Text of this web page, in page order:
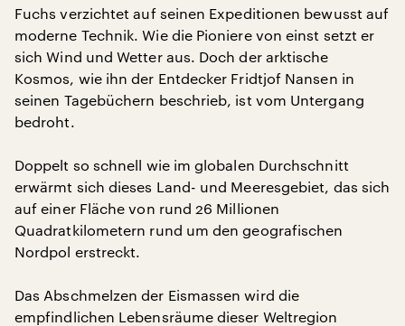
Fuchs verzichtet auf seinen Expeditionen bewusst auf
moderne Technik. Wie die Pioniere von einst setzt er
sich Wind und Wetter aus. Doch der arktische
Kosmos, wie ihn der Entdecker Fridtjof Nansen in
seinen Tagebüchern beschrieb, ist vom Untergang
bedroht.
Doppelt so schnell wie im globalen Durchschnitt
erwärmt sich dieses Land- und Meeresgebiet, das sich
auf einer Fläche von rund 26 Millionen
Quadratkilometern rund um den geografischen
Nordpol erstreckt.
Das Abschmelzen der Eismassen wird die
empfindlichen Lebensräume dieser Weltregion